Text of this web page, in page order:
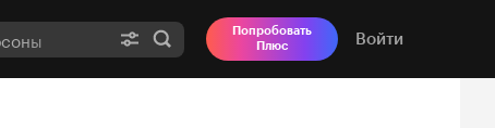
Попробовать
Плюс
Войти